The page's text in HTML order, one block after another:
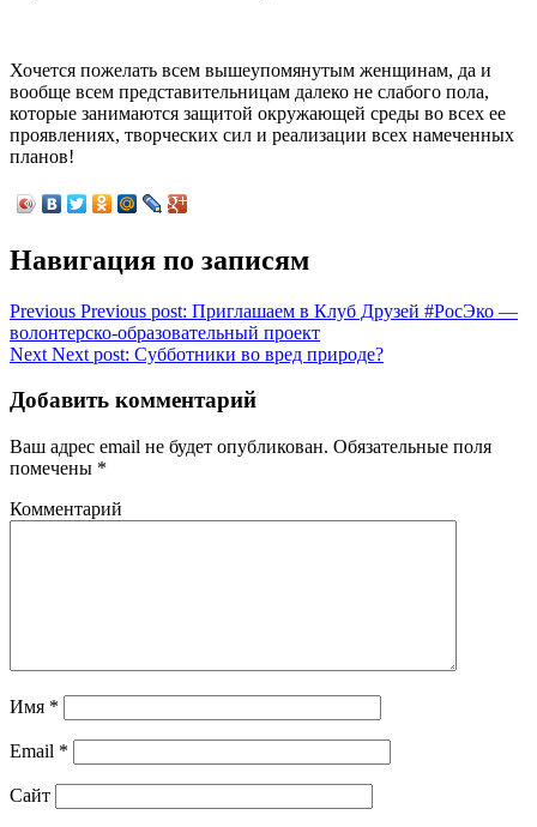
Хочется пожелать всем вышеупомянутым женщинам, да и
вообще всем представительницам далеко не слабого пола,
которые занимаются защитой окружающей среды во всех ее
проявлениях, творческих сил и реализации всех намеченных
планов!
Навигация по записям
Previous Previous post: Приглашаем в Клуб Друзей #РосЭко —
волонтерско-образовательный проект
Next Next post: Субботники во вред природе?
Добавить комментарий
Ваш адрес email не будет опубликован. Обязательные поля
помечены *
Комментарий
Имя *
Email *
Сайт